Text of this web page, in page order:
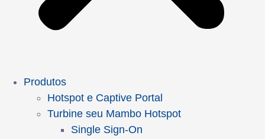
Produtos
Hotspot e Captive Portal
Turbine seu Mambo Hotspot
Single Sign-On